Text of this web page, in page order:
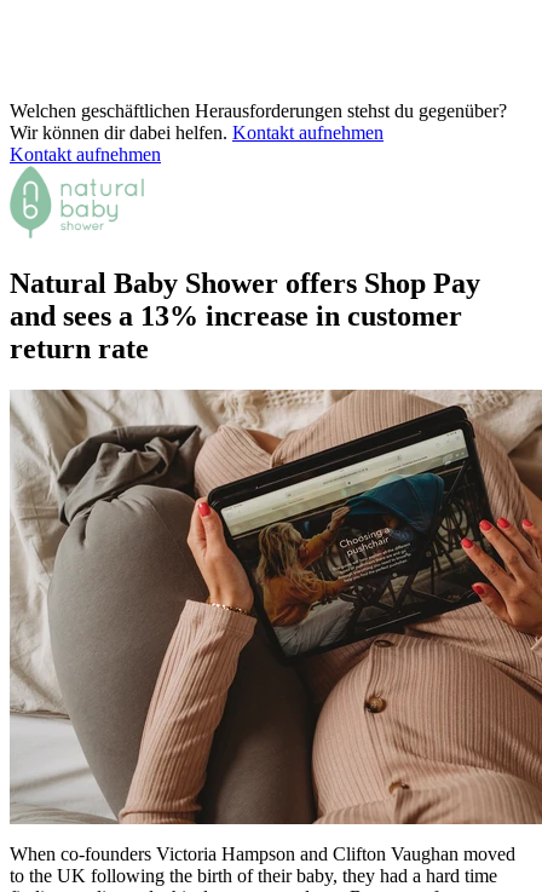
Welchen geschäftlichen Herausforderungen stehst du gegenüber?
Wir können dir dabei helfen. Kontakt aufnehmen
Kontakt aufnehmen
Natural Baby Shower offers Shop Pay
and sees a 13% increase in customer
return rate
When co-founders Victoria Hampson and Clifton Vaughan moved
to the UK following the birth of their baby, they had a hard time